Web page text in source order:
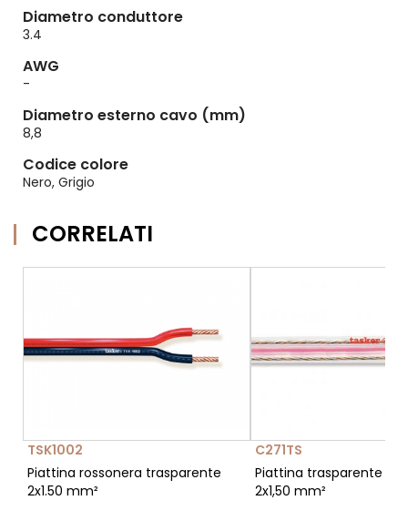
Diametro conduttore
3.4
AWG
-
Diametro esterno cavo (mm)
8,8
Codice colore
Nero, Grigio
CORRELATI
TSK1002
Piattina rossonera trasparente
2x1.50 mm²
C271TS
Piattina trasparente
2x1,50 mm²